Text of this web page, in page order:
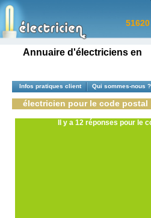
Annuaire d'électriciens
51620
Infos pratiques client Qui sommes-nous ?
électricien pour le code postal
Il y a 12 réponses pour le